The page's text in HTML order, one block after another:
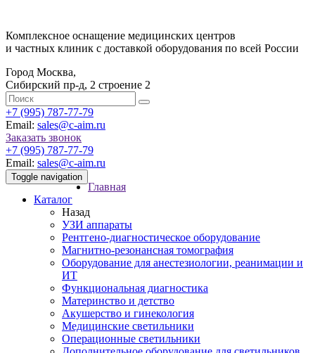
Комплексное оснащение медицинских центров
и частных клиник с доставкой оборудования по всей России
Город Москва,
Сибирский пр-д, 2 строение 2
‎+7 (995) 787-77-79
Email: sales@c-aim.ru
Заказать звонок
‎+7 (995) 787-77-79
Email: sales@c-aim.ru
Toggle navigation
Главная
Каталог
Назад
УЗИ аппараты
Рентгено-диагностическое оборудование
Магнитно-резонансная томография
Оборудование для анестезиологии, реанимации и
ИТ
Функциональная диагностика
Материнство и детство
Акушерство и гинекология
Медицинские светильники
Операционные светильники